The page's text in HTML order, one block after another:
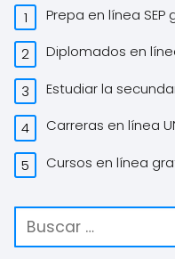
Prepa en línea SEP
Diplomados en
Estudiar la
Carreras en línea
Cursos en línea